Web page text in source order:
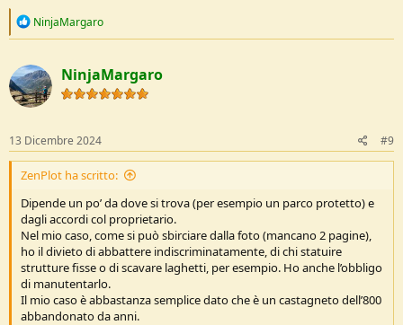
R
c
t
i
o
s
:
NinjaMargaro
NinjaMargaro
13 Dicembre 2024 #9
ZenPlot ha scritto:
Dipende un po’ da dove si trova (per esempio un parco protetto) e
dagli accordi col proprietario.
Nel mio caso, come si può sbirciare dalla foto (mancano 2 pagine),
ho il divieto di abbattere indiscriminatamente, di chi statuire
strutture fisse o di scavare laghetti, per esempio. Ho anche l’obbligo
di manutentarlo.
Il mio caso è abbastanza semplice dato che è un castagneto dell’800
abbandonato da anni.